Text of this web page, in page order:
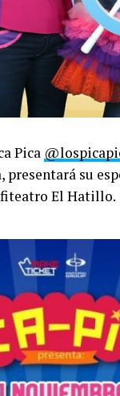
Pica
presentará su
El Hatillo.